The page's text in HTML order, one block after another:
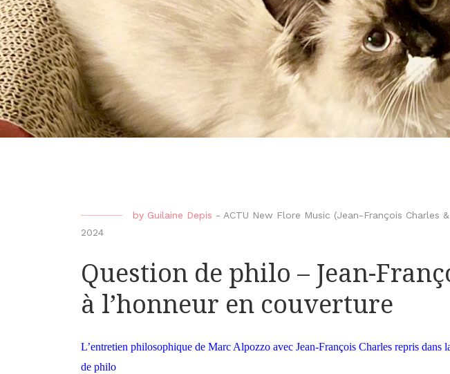
by Guilaine Depis - ACTU New Flore Music (Jean-François Charles
2024
Question de philo – Jean-
à l’honneur en couverture
L’entretien philosophique de Marc Alpozzo avec Jean-François Charles repris dans
de philo